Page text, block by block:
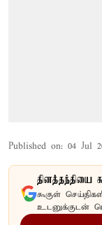
Published on: 04 Jul
தினத்தந்தியை
கூகுள்
உடனுக்குடன்